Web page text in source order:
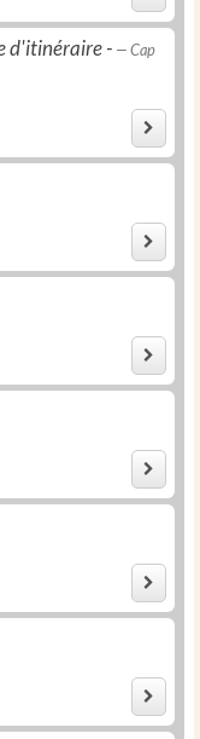
d'itinéraire - — Cap